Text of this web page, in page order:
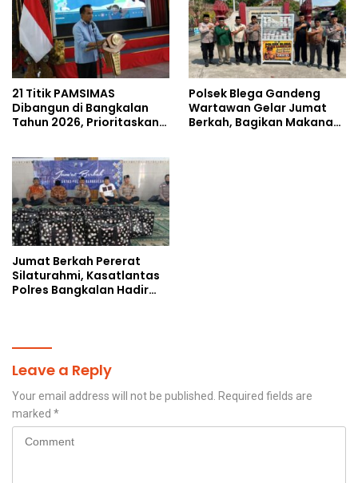
21 Titik PAMSIMAS
Dibangun di Bangkalan
Tahun 2026, Prioritaskan
Polsek Blega Gandeng
Wartawan Gelar Jumat
Berkah, Bagikan Makanan
Jumat Berkah Pererat
Silaturahmi, Kasatlantas
Polres Bangkalan Hadir
Leave a Reply
Your email address will not be published.
Required fields are
marked *